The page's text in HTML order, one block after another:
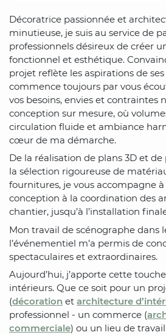
Décoratrice passionnée et
minutieuse, je suis au service de
professionnels désireux de créer
fonctionnel et esthétique.
projet reflète les aspirations de
commence toujours par vous
vos besoins, envies et contraintes
conception sur mesure, où
circulation fluide et ambiance
cœur de ma démarche.
De la réalisation de plans 3D et
la sélection rigoureuse de
fournitures, je vous accompagne
conception à la coordination des
chantier, jusqu’à l’installation
Mon travail de scénographe dans
l’événementiel m’a permis de
spectaculaires et extraordinaires.
Aujourd’hui, j’apporte cette
intérieurs. Que ce soit pour un
(décoration et architecture
professionnel - un commerce (
commerciale) ou un lieu de travail